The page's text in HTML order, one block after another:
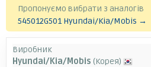
Пропонуємо вибрати з аналогів
545012G501 Hyundai/Kia/Mobis →
Виробник
Hyundai/Kia/Mobis (Корея)